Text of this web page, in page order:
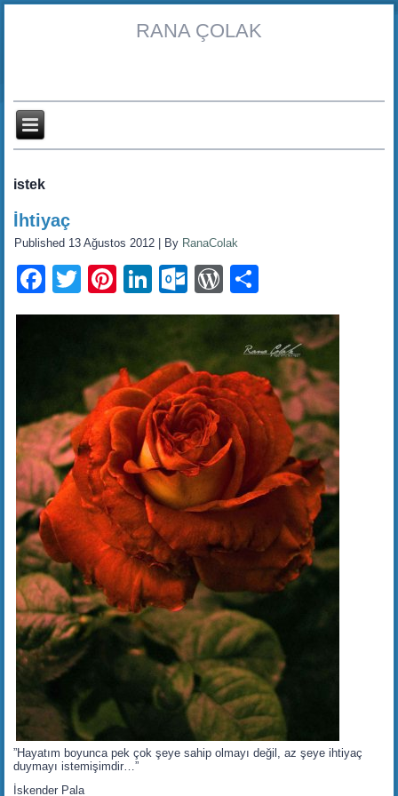
RANA ÇOLAK
istek
İhtiyaç
Published 13 Ağustos 2012 By RanaColak
Facebook
TwitterPinterest
LinkedIn
Outlook.com
WordPress
”Hayatım boyunca pek çok şeye sahip olmayı değil, az şeye ihtiyaç
duymayı istemişimdir…”
İskender Pala